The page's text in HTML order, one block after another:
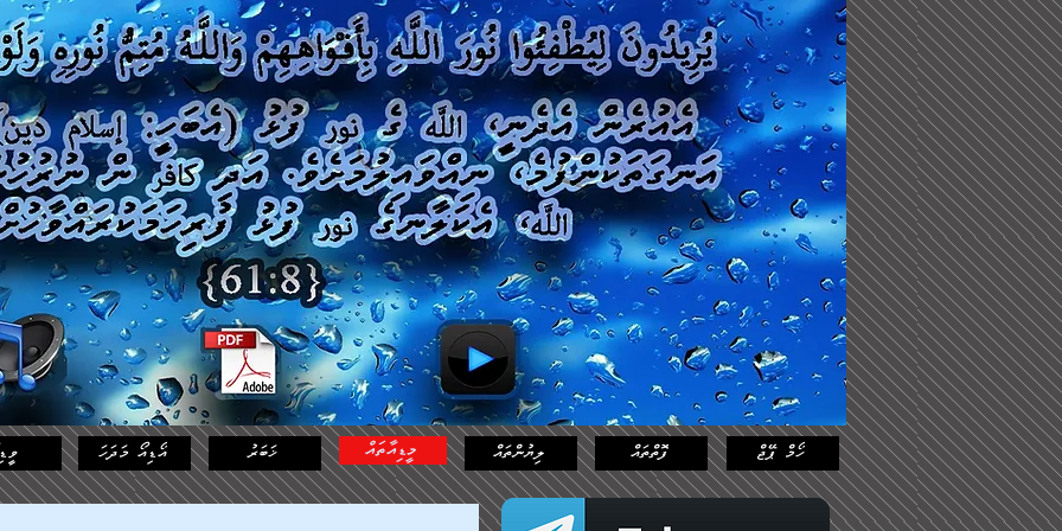
Log In
Featured
Posts
މީޑިއާތައް ހޯމް ޕޭޖް ލިޔުންތައް ފޮތްތައް ޚަބަރު އޯޑިއޯ މަދަހަ